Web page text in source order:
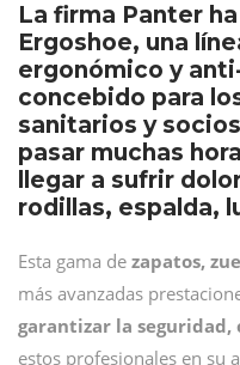
La firma Panter
Ergoshoe, una
ergonómico y
concebido para
sanitarios y
pasar muchas
llegar a sufrir
rodillas, espalda,
Esta gama de zapatos,
más avanzadas
garantizar la seguridad,
estos profesionales en su